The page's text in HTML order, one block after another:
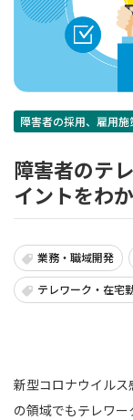
障害者の採用、雇用施
障害者のテ
イントをわ
業務・職域開発
テレワーク・在宅
新型コロナウイル
の領域でもテレワ